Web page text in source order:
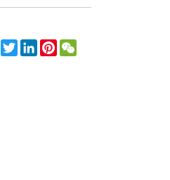
Facebook
TwitterLinkedInPinterest